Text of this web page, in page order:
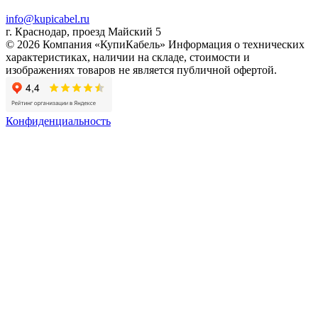
info@kupicabel.ru
г. Краснодар, проезд Майский 5
© 2026 Компания «КупиКабель» Информация о технических
характеристиках, наличии на складе, стоимости и
изображениях товаров не является публичной офертой.
Конфиденциальность